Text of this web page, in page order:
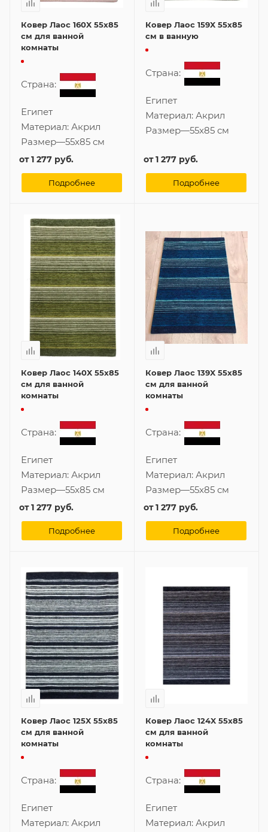
Ковер Лаос 160X 55x85
см для ванной
комнаты
Страна:
Египет
Материал: Акрил
Размер—55x85 см
от1 277 руб.
Подробнее
Ковер Лаос 159X 55x85
см в ванную
Страна:
Египет
Материал: Акрил
Размер—55x85 см
от1 277 руб.
Подробнее
Ковер Лаос 140X 55x85
см для ванной
комнаты
Страна:
Египет
Материал: Акрил
Размер—55x85 см
от1 277 руб.
Подробнее
Ковер Лаос 139X 55x85
см для ванной
комнаты
Страна:
Египет
Материал: Акрил
Размер—55x85 см
от1 277 руб.
Подробнее
Ковер Лаос 125X 55x85
см для ванной
комнаты
Страна:
Египет
Материал: Акрил
Ковер Лаос 124X 55x85
см для ванной
комнаты
Страна:
Египет
Материал: Акрил